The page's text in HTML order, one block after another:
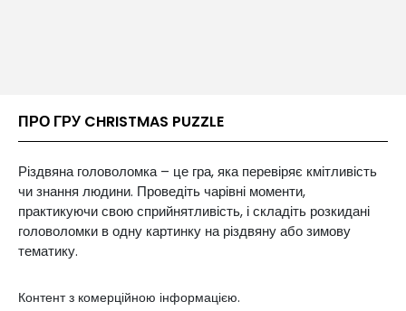
ПРО ГРУ CHRISTMAS PUZZLE
Різдвяна головоломка – це гра, яка перевіряє кмітливість
чи знання людини. Проведіть чарівні моменти,
практикуючи свою сприйнятливість, і складіть розкидані
головоломки в одну картинку на різдвяну або зимову
тематику.
Контент з комерційною інформацією.